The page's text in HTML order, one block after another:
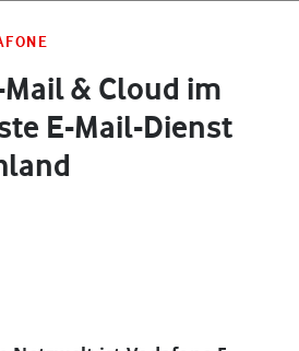
& Cloud im
E-Mail-Dienst